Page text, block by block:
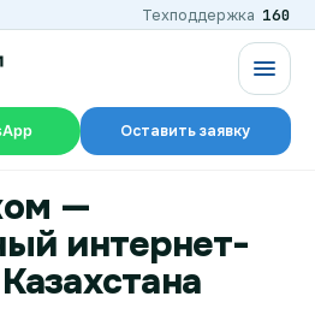
Техподдержка 160
Оставить заявку
—
интернет-